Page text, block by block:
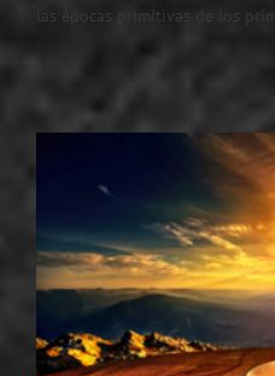
las épocas primitivas de los